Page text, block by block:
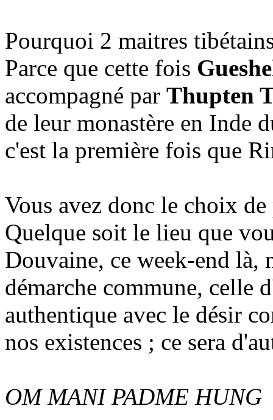
Pourquoi 2 maitres
Parce que cette fois
accompagné par Thupten
de leur monastère en Inde
c'est la première fois que
Vous avez donc le choix
Quelque soit le lieu que
Douvaine, ce week-end là,
démarche commune, celle
authentique avec le désir
nos existences ; ce sera
OM MANI PADME HUNG